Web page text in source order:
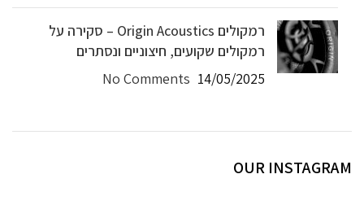
רמקולים Origin Acoustics – סקירה על
רמקולים שקועים, חיצוניים ונסתרים
14/05/2025
No Comments
OUR INSTAGRAM